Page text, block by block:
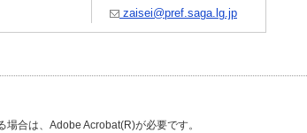
zaisei@pref.saga.lg.jp
合は、Adobe Acrobat(R)が必要です。